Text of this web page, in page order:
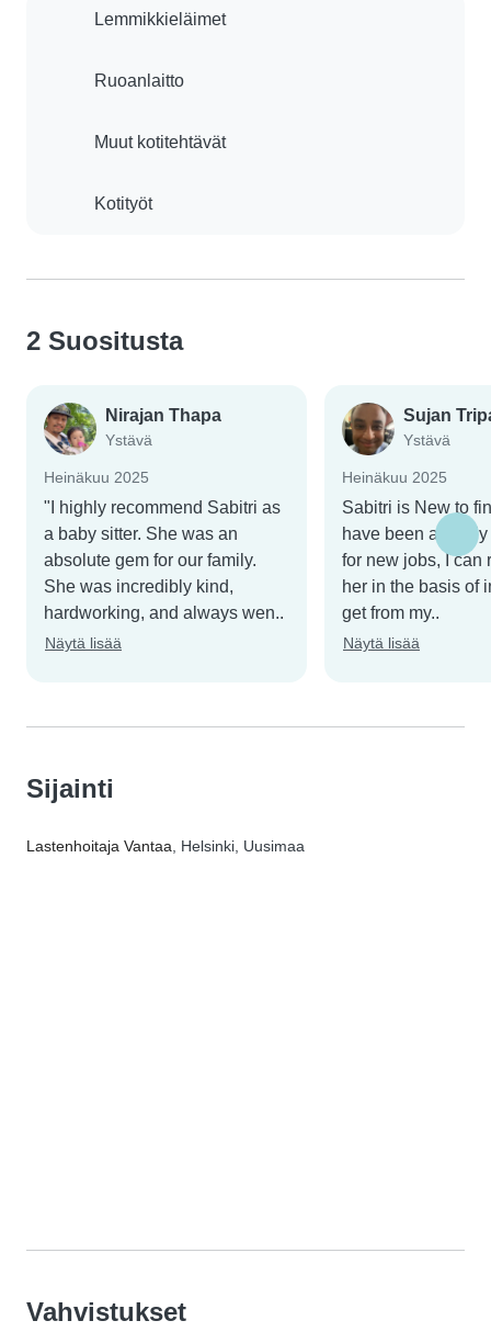
Lemmikkieläimet
Ruoanlaitto
Muut kotitehtävät
Kotityöt
2 Suositusta
Nirajan Thapa
Ystävä
Heinäkuu 2025
"I highly recommend Sabitri as
a baby sitter. She was an
absolute gem for our family.
She was incredibly kind,
hardworking, and always wen..
Näytä lisää
Sujan
Ystävä
Heinäkuu 2025
Sabitri is New to
have been
for new jobs, I can
her in the basis of
get from my..
Näytä lisää
Sijainti
Lastenhoitaja Vantaa , Helsinki, Uusimaa
Vahvistukset